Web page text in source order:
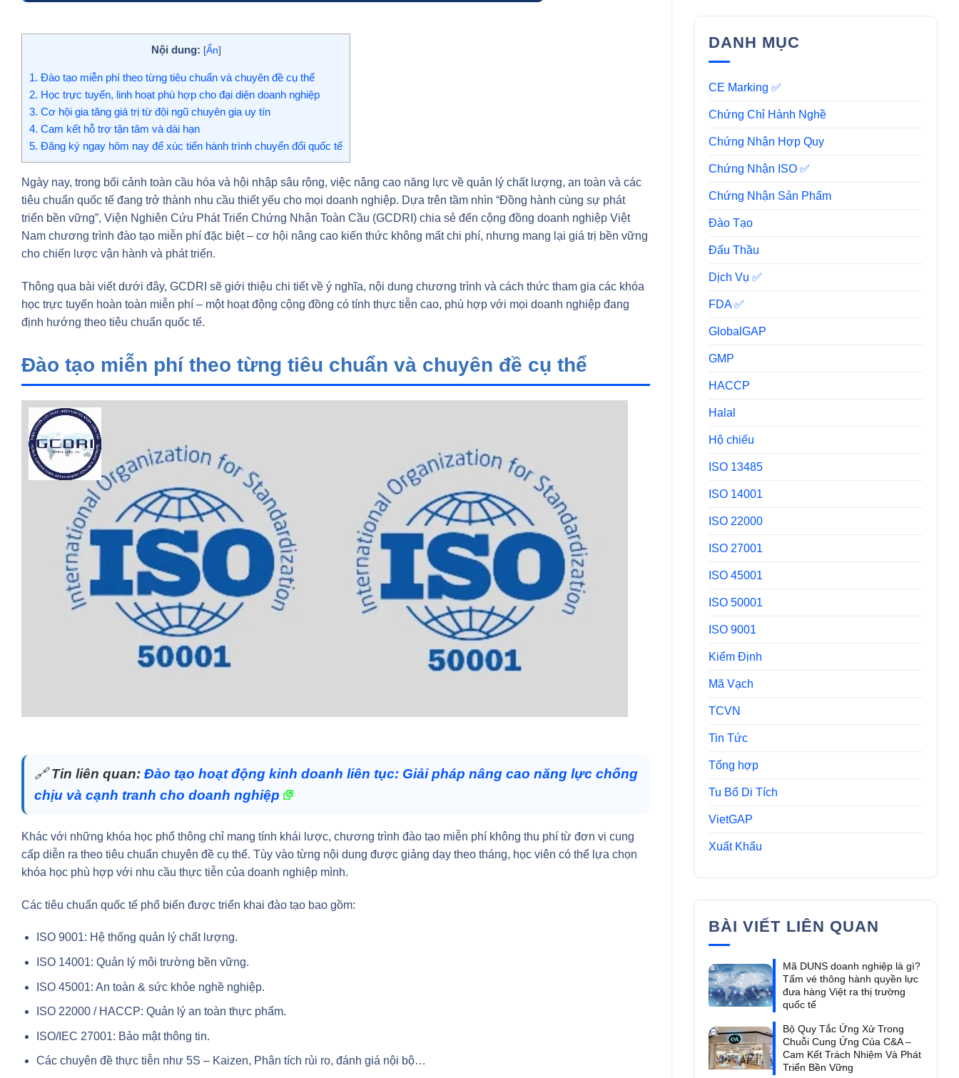
Nội dung: [Ẩn]
1. Đào tạo miễn phí theo từng tiêu chuẩn và chuyên đề cụ thể
2. Học trực tuyến, linh hoạt phù hợp cho đại diện doanh nghiệp
3. Cơ hội gia tăng giá trị từ đội ngũ chuyên gia uy tín
4. Cam kết hỗ trợ tận tâm và dài hạn
5. Đăng ký ngay hôm nay để xúc tiến hành trình chuyển đổi quốc tế
Ngày nay, trong bối cảnh toàn cầu hóa và hội nhập sâu rộng, việc nâng cao năng lực về quản lý chất lượng, an toàn và các
tiêu chuẩn quốc tế đang trở thành nhu cầu thiết yếu cho mọi doanh nghiệp. Dựa trên tầm nhìn “Đồng hành cùng sự phát
triển bền vững”, Viện Nghiên Cứu Phát Triển Chứng Nhận Toàn Cầu (GCDRI) chia sẻ đến cộng đồng doanh nghiệp Việt
Nam chương trình đào tạo miễn phí đặc biệt – cơ hội nâng cao kiến thức không mất chi phí, nhưng mang lại giá trị bền vững
cho chiến lược vận hành và phát triển.
Thông qua bài viết dưới đây, GCDRI sẽ giới thiệu chi tiết về ý nghĩa, nội dung chương trình và cách thức tham gia các khóa
học trực tuyến hoàn toàn miễn phí – một hoạt động cộng đồng có tính thực tiễn cao, phù hợp với mọi doanh nghiệp đang
định hướng theo tiêu chuẩn quốc tế.
Đào tạo miễn phí theo từng tiêu chuẩn và chuyên đề cụ thể
🔗Tin liên quan: Đào tạo hoạt động kinh doanh liên tục: Giải pháp nâng cao năng lực chống
chịu và cạnh tranh cho doanh nghiệp
Khác với những khóa học phổ thông chỉ mang tính khái lược, chương trình đào tạo miễn phí không thu phí từ đơn vị cung
cấp diễn ra theo tiêu chuẩn chuyên đề cụ thể. Tùy vào từng nội dung được giảng dạy theo tháng, học viên có thể lựa chọn
khóa học phù hợp với nhu cầu thực tiễn của doanh nghiệp mình.
Các tiêu chuẩn quốc tế phổ biến được triển khai đào tạo bao gồm:
ISO 9001: Hệ thống quản lý chất lượng.
ISO 14001: Quản lý môi trường bền vững.
ISO 45001: An toàn & sức khỏe nghề nghiệp.
ISO 22000 / HACCP: Quản lý an toàn thực phẩm.
ISO/IEC 27001: Bảo mật thông tin.
Các chuyên đề thực tiễn như 5S – Kaizen, Phân tích rủi ro, đánh giá nội bộ…
DANH MỤC
CE Marking ✅
Chứng Chỉ Hành Nghề
Chứng Nhận Hợp Quy
Chứng Nhận ISO ✅
Chứng Nhận Sản Phẩm
Đào Tạo
Đấu Thầu
Dịch Vụ ✅
FDA ✅
GlobalGAP
GMP
HACCP
Halal
Hộ chiếu
ISO 13485
ISO 14001
ISO 22000
ISO 27001
ISO 45001
ISO 50001
ISO 9001
Kiểm Định
Mã Vạch
TCVN
Tin Tức
Tổng hợp
Tu Bổ Di Tích
VietGAP
Xuất Khẩu
BÀI VIẾT LIÊN QUAN
Mã DUNS doanh nghiệp là gì?
Tấm vé thông hành quyền lực
đưa hàng Việt ra thị trường
quốc tế
Bộ Quy Tắc Ứng Xử Trong
Chuỗi Cung Ứng Của C&A –
Cam Kết Trách Nhiệm Và Phát
Triển Bền Vững